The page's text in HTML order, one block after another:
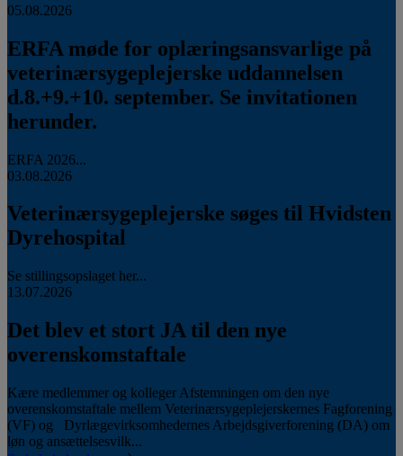
05.08.2026
ERFA møde for oplæringsansvarlige på
veterinærsygeplejerske uddannelsen
d.8.+9.+10. september. Se invitationen
herunder.
ERFA 2026...
03.08.2026
Veterinærsygeplejerske søges til Hvidsten
Dyrehospital
Se stillingsopslaget her...
13.07.2026
Det blev et stort JA til den nye
overenskomstaftale
Kære medlemmer og kolleger Afstemningen om den nye
overenskomstaftale mellem Veterinærsygeplejerskernes Fagforening
(VF) og Dyrlægevirksomhedernes Arbejdsgiverforening (DA) om
løn og ansættelsesvilk...